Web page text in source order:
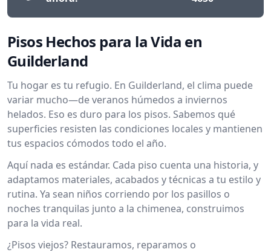
Pisos Hechos para la Vida en
Guilderland
Tu hogar es tu refugio. En Guilderland, el clima puede
variar mucho—de veranos húmedos a inviernos
helados. Eso es duro para los pisos. Sabemos qué
superficies resisten las condiciones locales y mantienen
tus espacios cómodos todo el año.
Aquí nada es estándar. Cada piso cuenta una historia, y
adaptamos materiales, acabados y técnicas a tu estilo y
rutina. Ya sean niños corriendo por los pasillos o
noches tranquilas junto a la chimenea, construimos
para la vida real.
¿Pisos viejos? Restauramos, reparamos o